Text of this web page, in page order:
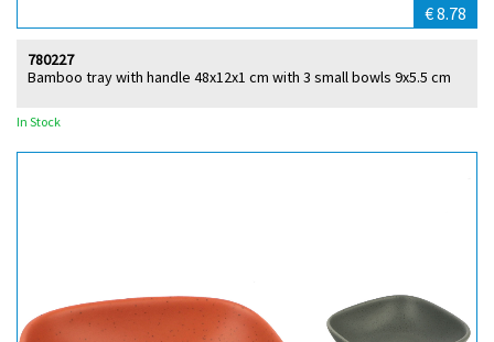
€ 8.78
Bamboo tray with handle 48x12x1 cm with 3 small bowls 9x5.5 cm
780227
In Stock